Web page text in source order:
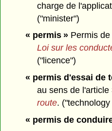
charge de
("minister")
« permis »Permis de
Loi sur les
("licence")
« permis d'essai de
au sens de l'article
route.
« permis de